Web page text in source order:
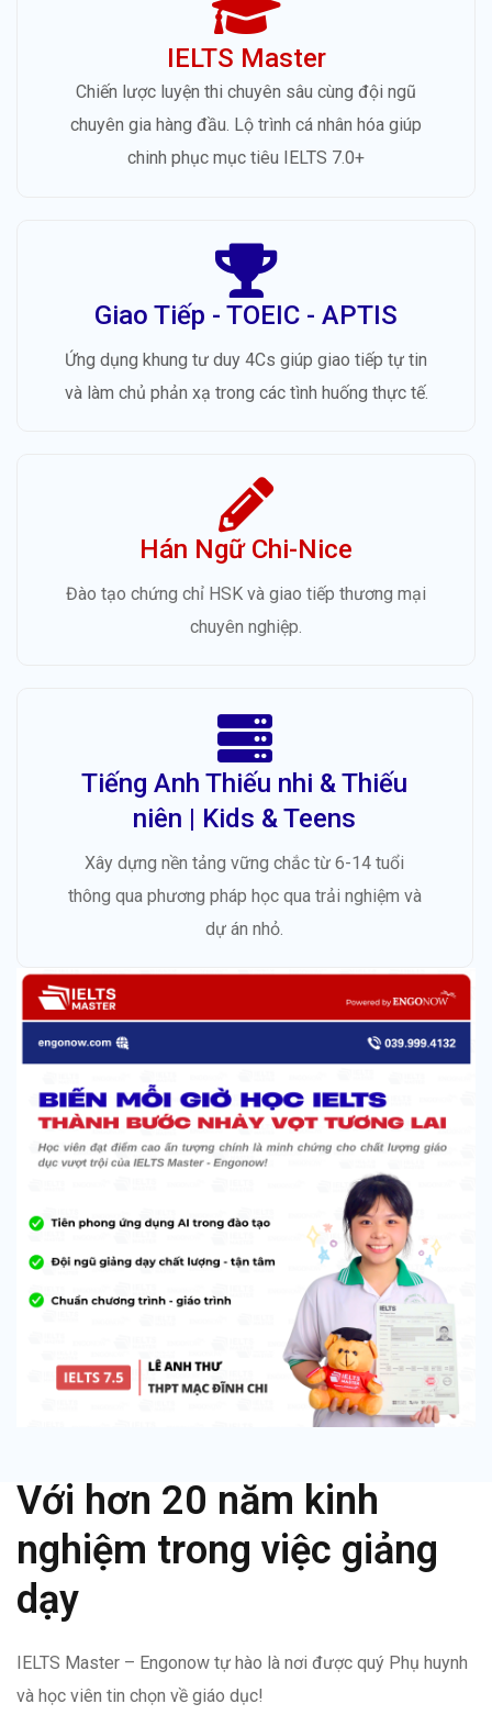
IELTS Master
Chiến lược luyện thi chuyên sâu cùng đội ngũ
chuyên gia hàng đầu. Lộ trình cá nhân hóa giúp
chinh phục mục tiêu IELTS 7.0+
Giao Tiếp - TOEIC - APTIS
Ứng dụng khung tư duy 4Cs giúp giao tiếp tự tin
và làm chủ phản xạ trong các tình huống thực tế.
Hán Ngữ Chi-Nice
Đào tạo chứng chỉ HSK và giao tiếp thương mại
chuyên nghiệp.
Tiếng Anh Thiếu nhi & Thiếu
niên | Kids & Teens
Xây dựng nền tảng vững chắc từ 6-14 tuổi
thông qua phương pháp học qua trải nghiệm và
dự án nhỏ.
Với hơn 20 năm kinh
nghiệm trong việc giảng
dạy
IELTS Master – Engonow tự hào là nơi được quý Phụ huynh
và học viên tin chọn về giáo dục!